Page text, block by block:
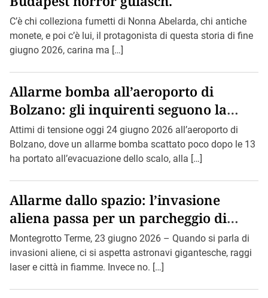
C’è chi colleziona fumetti di Nonna Abelarda, chi antiche
monete, e poi c’è lui, il protagonista di questa storia di fine
giugno 2026, carina ma […]
Allarme bomba all’aeroporto di
Bolzano: gli inquirenti seguono la
pista di Bin Loden.
Attimi di tensione oggi 24 giugno 2026 all’aeroporto di
Bolzano, dove un allarme bomba scattato poco dopo le 13
ha portato all’evacuazione dello scalo, alla […]
Allarme dallo spazio: l’invasione
aliena passa per un parcheggio di
Montegrotto.
Montegrotto Terme, 23 giugno 2026 – Quando si parla di
invasioni aliene, ci si aspetta astronavi gigantesche, raggi
laser e città in fiamme. Invece no. […]